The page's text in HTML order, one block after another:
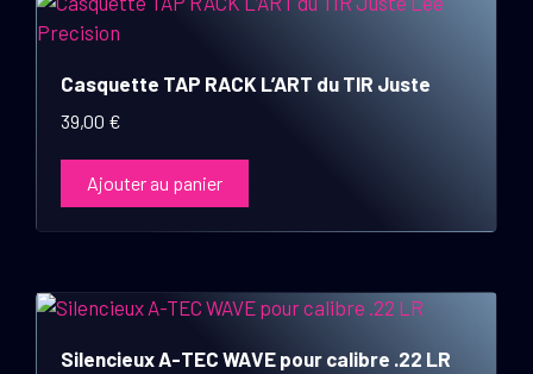
Casquette TAP RACK L’ART du TIR Juste
39,00 €
Ajouter au panier
Silencieux A-TEC WAVE pour calibre .22 LR
Ce